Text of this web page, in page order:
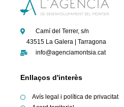
o
k
r
r
a
e
Camí del Terrer, s/n
43515 La Galera | Tarragona
info@agenciamontsia.cat
Enllaços d'interès
Avís legal i política de privacitat